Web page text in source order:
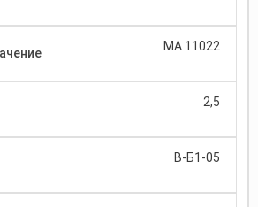
МА 11022
2,5
В-Б1-05